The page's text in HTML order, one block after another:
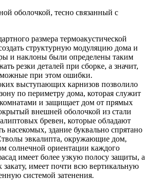
размера термоакустической
структурную модуляцию дома и
и наклоны были определены таким
резки деталей при сборке, а значит,
при этом ошибки.
выступающих карнизов позволило
по периметру дома, которая служит
и защищает дом от прямых
внешней оболочкой из стали
бревен, которые обладают
насекомых, здание буквально спрятано
эвкалипта, окружающие дом,
солнечной ориентации каждого
имеет более узкую полосу защиты, а
имеет почти всю вертикальную
системой затенения.